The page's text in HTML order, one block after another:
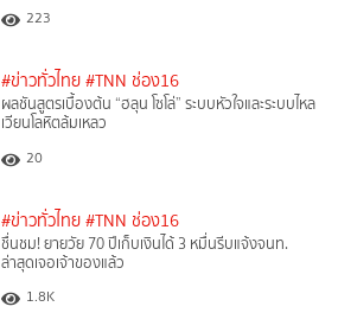
223
#ข่าวทั่วไทย #TNN ช่อง16
ผลชันสูตรเบื้องต้น “ฮลุน โซโล่” ระบบหัวใจและระบบไหล
เวียนโลหิตล้มเหลว
20
#ข่าวทั่วไทย #TNN ช่อง16
ชื่นชม! ยายวัย 70 ปีเก็บเงินได้ 3 หมื่นรีบแจ้งจนท.
ล่าสุดเจอเจ้าของแล้ว
1.8K